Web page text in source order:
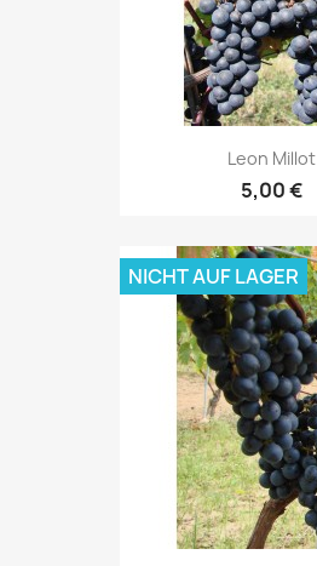
Leon Millot
5,00 €
NICHT AUF LAGER